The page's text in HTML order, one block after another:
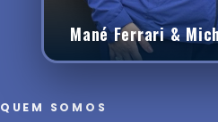
Mané Ferrari &
QUEM SOMOS